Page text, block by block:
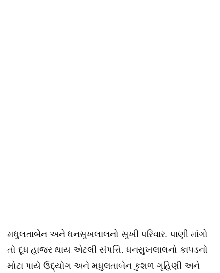
મધુલતાબેન અને ધનસુખલાલનો સુખી પરિવાર. પાણી માંગો
તો દૂધ હાજર થાય એટલી સંપત્તિ. ધનસુખલાલનો કાપડનો
મોટા પાયે ઉદ્યોગ અને મધુલતાબેન કુશળ ગૃહિણી અને